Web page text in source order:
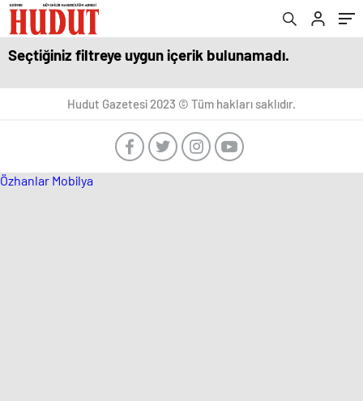
Seçtiğiniz filtreye uygun içerik bulunamadı.
Hudut Gazetesi 2023 © Tüm hakları saklıdır.
Özhanlar Mobilya